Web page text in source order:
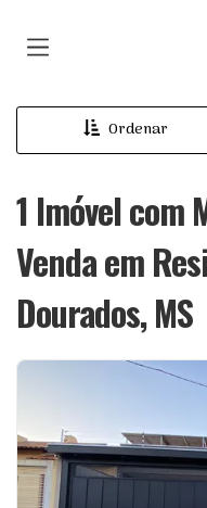
Ordenar
1 Imóvel com
Venda em
Dourados, MS